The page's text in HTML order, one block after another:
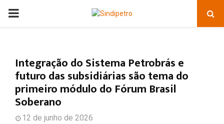
PRIMARY
Integração do Sistema Petrobrás e
futuro das subsidiárias são tema do
primeiro módulo do Fórum Brasil
Soberano
12 de junho de 2026